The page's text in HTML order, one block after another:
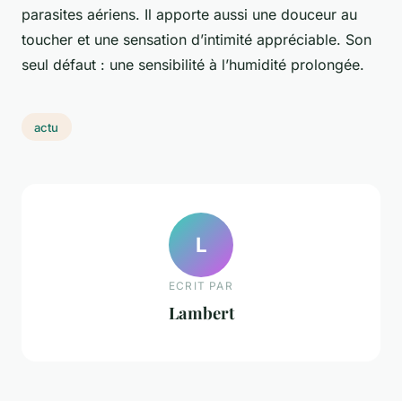
parasites aériens. Il apporte aussi une douceur au
toucher et une sensation d’intimité appréciable. Son
seul défaut : une sensibilité à l’humidité prolongée.
actu
L
ECRIT PAR
Lambert